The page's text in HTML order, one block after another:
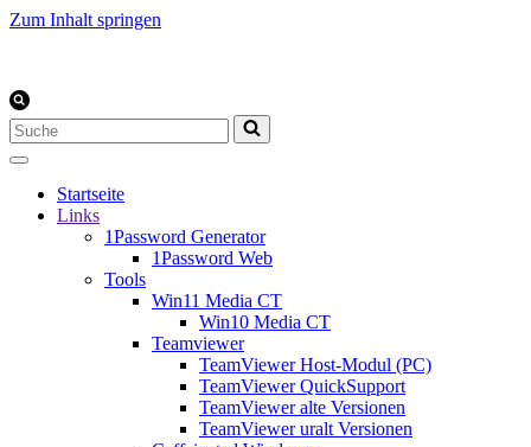
Zum Inhalt springen
Suchen
nach …
Startseite
Links
1Password Generator
1Password Web
Tools
Win11 Media CT
Win10 Media CT
Teamviewer
TeamViewer Host-Modul (PC)
TeamViewer QuickSupport
TeamViewer alte Versionen
TeamViewer uralt Versionen